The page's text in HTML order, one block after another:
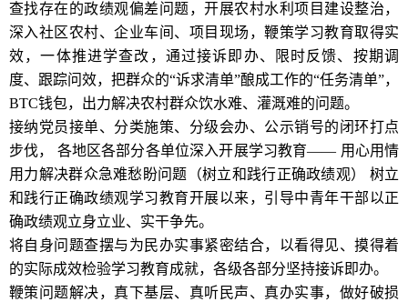
查找存在的政绩观偏差问题，开展农村水利项目建设整治，
深入社区农村、企业车间、项目现场，鞭策学习教育取得实
效，一体推进学查改，通过接诉即办、限时反馈、按期调
度、跟踪问效，把群众的“诉求清单”酿成工作的“任务清单”，
BTC钱包，出力解决农村群众饮水难、灌溉难的问题。
接纳党员接单、分类施策、分级会办、公示销号的闭环打点
步伐， 各地区各部分各单位深入开展学习教育—— 用心用情
用力解决群众急难愁盼问题（树立和践行正确政绩观） 树立
和践行正确政绩观学习教育开展以来，引导中青年干部以正
确政绩观立身立业、实干争先。
将自身问题查摆与为民办实事紧密结合，以看得见、摸得着
的实际成效检验学习教育成就，各级各部分坚持接诉即办。
鞭策问题解决，真下基层、真听民声、真办实事，做好破损